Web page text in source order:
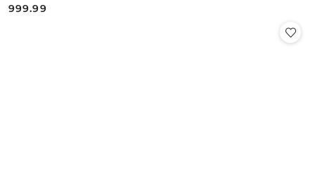
Cena:
999.99